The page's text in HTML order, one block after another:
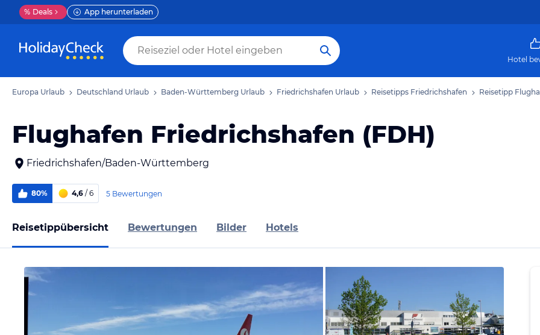
% Deals App herunterladen
Hotel
Europa Urlaub Deutschland Urlaub Baden-Württemberg Urlaub Friedrichshafen Urlaub Reisetipps Friedrichshafen Reisetipp
Flughafen Friedrichshafen (FDH)
Friedrichshafen/Baden-Württemberg
80% 4,6 / 6 5 Bewertungen
Reisetippübersicht Bewertungen Bilder Hotels